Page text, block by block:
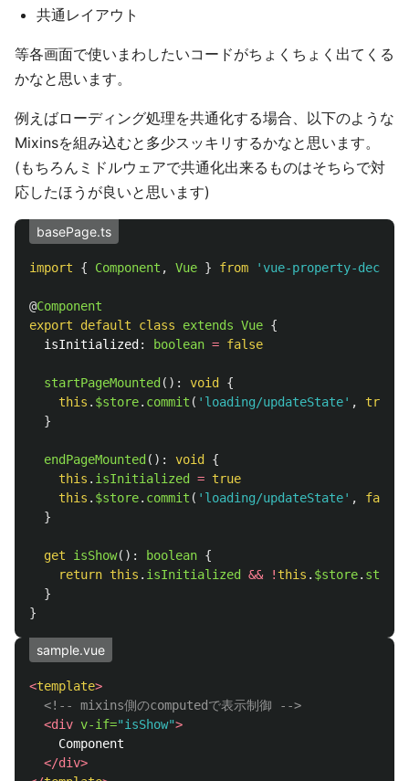
共通レイアウト
等各画面で使いまわしたいコードがちょくちょく出てくる
かなと思います。
例えばローディング処理を共通化する場合、以下のような
Mixinsを組み込むと多少スッキリするかなと思います。
(もちろんミドルウェアで共通化出来るものはそちらで対
応したほうが良いと思います)
basePage.ts
import { Component , Vue } from ' vue-property-
@Component
export
default class extends Vue {
isInitialized : boolean = false
startPageMounted (): void
{
this . $store. commit ( ' loading/updateState' , true
}
endPageMounted (): void
{
this . isInitialized = true
this . $store. commit ( ' loading/updateState' , false
}
get isShow(): boolean {
return this . isInitialized && ! this . $store. state
}
}
sample.vue
<template>
<!-- mixins側のcomputedで表示制御 -->
<div v-if="isShow">
    Component
</div>